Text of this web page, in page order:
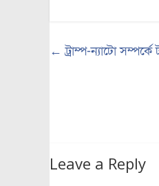
← ট্রাম্প-ন্যাটো
Leave a Reply